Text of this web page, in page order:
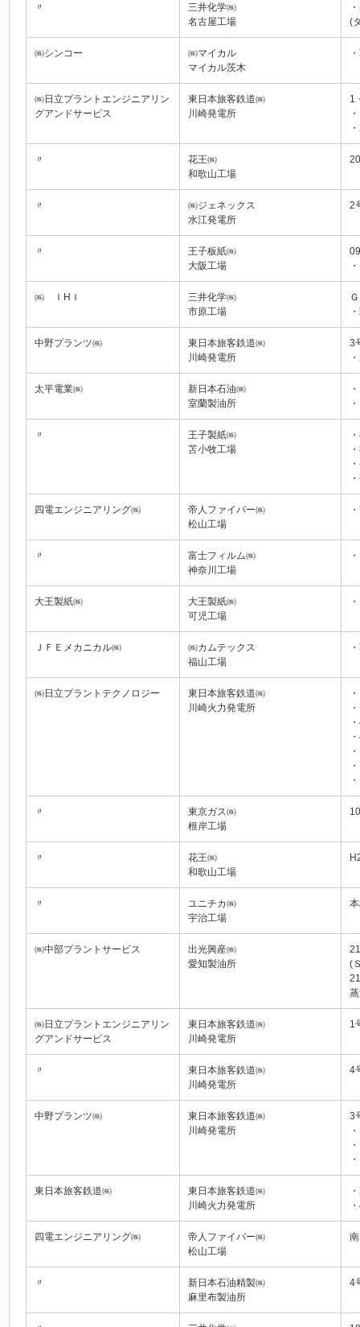
〃
三井化学㈱
名古屋工場
(
㈱シンコー
㈱マイカル
マイカル茨木
㈱日立プラントエンジニアリン
グアンドサービス
東日本旅客鉄道㈱
川崎発電所
1
〃
花王㈱
和歌山工場
〃
㈱ジェネックス
水江発電所
2
〃
王子板紙㈱
大阪工場
㈱ ＩHＩ
三井化学㈱
市原工場
中野プランツ㈱
東日本旅客鉄道㈱
川崎発電所
3
太平電業㈱
新日本石油㈱
室蘭製油所
〃
王子製紙㈱
苫小牧工場
四電エンジニアリング㈱
帝人ファイバー㈱
松山工場
〃
富士フィルム㈱
神奈川工場
大王製紙㈱
大王製紙㈱
可児工場
ＪＦＥメカニカル㈱
㈱カムテックス
福山工場
㈱日立プラントテクノロジー
東日本旅客鉄道㈱
川崎火力発電所
〃
東京ガス㈱
根岸工場
〃
花王㈱
和歌山工場
〃
ユニチカ㈱
宇治工場
㈱中部プラントサービス
出光興産㈱
愛知製油所
(
㈱日立プラントエンジニアリン
グアンドサービス
東日本旅客鉄道㈱
川崎発電所
1
〃
東日本旅客鉄道㈱
川崎発電所
4
中野プランツ㈱
東日本旅客鉄道㈱
川崎発電所
3
東日本旅客鉄道㈱
東日本旅客鉄道㈱
川崎火力発電所
四電エンジニアリング㈱
帝人ファイバー㈱
松山工場
〃
新日本石油精製㈱
麻里布製油所
4